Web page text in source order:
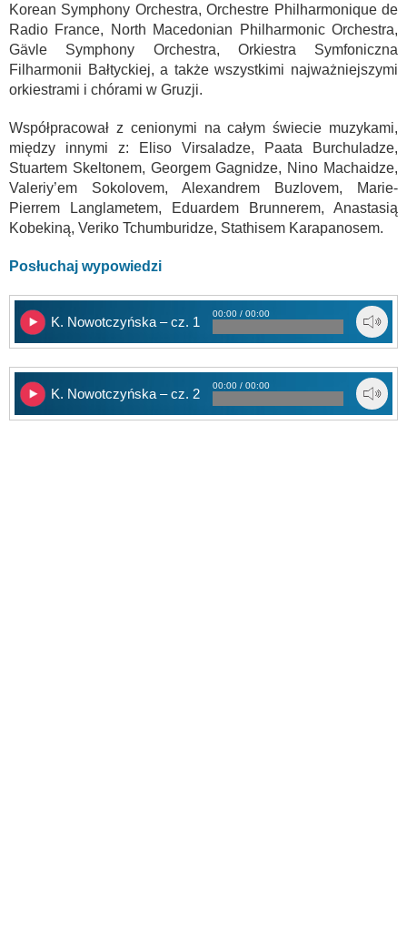
Korean Symphony Orchestra, Orchestre Philharmonique de
Radio France, North Macedonian Philharmonic Orchestra,
Gävle Symphony Orchestra, Orkiestra Symfoniczna
Filharmonii Bałtyckiej, a także wszystkimi najważniejszymi
orkiestrami i chórami w Gruzji.
Współpracował z cenionymi na całym świecie muzykami,
między innymi z: Eliso Virsaladze, Paata Burchuladze,
Stuartem Skeltonem, Georgem Gagnidze, Nino Machaidze,
Valeriy’em Sokolovem, Alexandrem Buzlovem, Marie-
Pierrem Langlametem, Eduardem Brunnerem, Anastasią
Kobekiną, Veriko Tchumburidze, Stathisem Karapanosem.
Posłuchaj wypowiedzi
K. Nowotczyńska – cz. 1
00:00 / 00:00
K. Nowotczyńska – cz. 2
00:00 / 00:00